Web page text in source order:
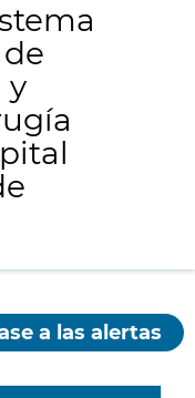
y
a las alertas